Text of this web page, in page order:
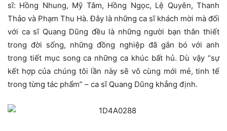
sĩ: Hồng Nhung, Mỹ Tâm, Hồng Ngọc, Lệ Quyên, Thanh
Thảo và Phạm Thu Hà. Đây là những ca sĩ khách mời mà đối
với ca sĩ Quang Dũng đều là những người bạn thân thiết
trong đời sống, những đồng nghiệp đã gắn bó với anh
trong tiết mục song ca những ca khúc bất hủ. Dù vậy “sự
kết hợp của chúng tôi lần này sẽ vô cùng mới mẻ, tinh tế
trong từng tác phẩm” – ca sĩ Quang Dũng khẳng định.